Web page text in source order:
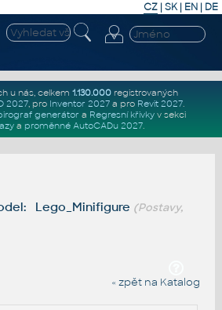
CZ | SK| EN | DE
u nás, celkem 1.130.000registrovaných
2027, pro Inventor 2027a pro Revit 2027.
generátor a Regresní křivkyv sekci
a proměnné AutoCADu 2027.
Lego_Minifigure (Postavy,
« zpět na Katalog